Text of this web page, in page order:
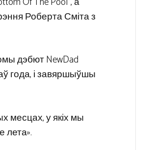
Роберта Сміта з
дэбют NewDad
года, і завяршыўшы
месцах, у якіх мы
лета».